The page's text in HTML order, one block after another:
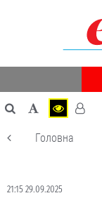
Головна
21:15 29.09.2025